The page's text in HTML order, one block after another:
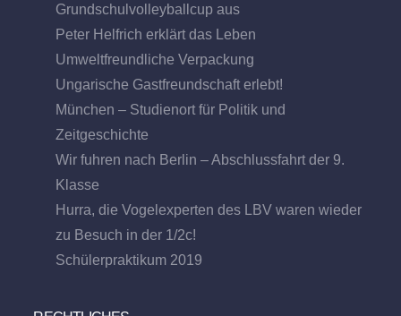
Grundschulvolleyballcup aus
Peter Helfrich erklärt das Leben
Umweltfreundliche Verpackung
Ungarische Gastfreundschaft erlebt!
München – Studienort für Politik und
Zeitgeschichte
Wir fuhren nach Berlin – Abschlussfahrt der 9.
Klasse
Hurra, die Vogelexperten des LBV waren wieder
zu Besuch in der 1/2c!
Schülerpraktikum 2019